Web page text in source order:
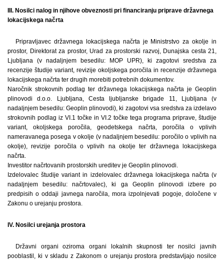
III. Nosilci nalog in njihove obveznosti pri financiranju priprave državnega
lokacijskega načrta
Pripravljavec državnega lokacijskega načrta je Ministrstvo za okolje in
prostor, Direktorat za prostor, Urad za prostorski razvoj, Dunajska cesta 21,
Ljubljana (v nadaljnjem besedilu: MOP UPR), ki zagotovi sredstva za
recenzije študije variant, revizije okoljskega poročila in recenzije državnega
lokacijskega načrta ter drugih morebiti potrebnih dokumentov.
Naročnik strokovnih podlag ter državnega lokacijskega načrta je Geoplin
plinovodi d.o.o. Ljubljana, Cesta ljubljanske brigade 11, Ljubljana (v
nadaljnjem besedilu: Geoplin plinovodi), ki zagotovi vsa sredstva za izdelavo
strokovnih podlag iz VI.1 točke in VI.2 točke tega programa priprave, študije
variant, okoljskega poročila, geodetskega načrta, poročila o vplivih
nameravanega posega v okolje (v nadaljnjem besedilu: poročilo o vplivih na
okolje), revizije poročila o vplivih na okolje ter državnega lokacijskega
načrta.
Investitor načrtovanih prostorskih ureditev je Geoplin plinovodi.
Izdelovalec študije variant in izdelovalec državnega lokacijskega načrta (v
nadaljnjem besedilu: načrtovalec), ki ga Geoplin plinovodi izbere po
predpisih o oddaji javnega naročila, mora izpolnjevati pogoje, določene v
Zakonu o urejanju prostora.
IV. Nosilci urejanja prostora
Državni organi oziroma organi lokalnih skupnosti ter nosilci javnih
pooblastil, ki v skladu z Zakonom o urejanju prostora predstavljajo nosilce